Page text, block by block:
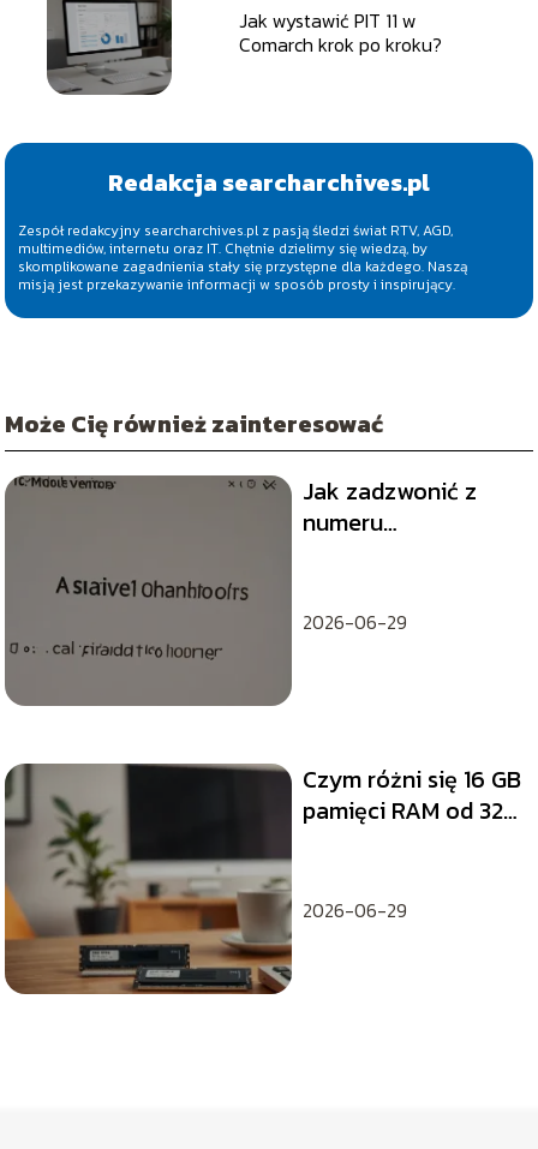
Jak wystawić PIT 11 w
Comarch krok po kroku?
Redakcja searcharchives.pl
Zespół redakcyjny searcharchives.pl z pasją śledzi świat RTV, AGD,
multimediów, internetu oraz IT. Chętnie dzielimy się wiedzą, by
skomplikowane zagadnienia stały się przystępne dla każdego. Naszą
misją jest przekazywanie informacji w sposób prosty i inspirujący.
Może Cię również zainteresować
Jak zadzwonić z
numeru
2026-06-29
Czym różni się 16 GB
pamięci RAM od 32
2026-06-29